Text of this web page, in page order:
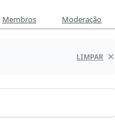
Membros Moderação
LIMPAR